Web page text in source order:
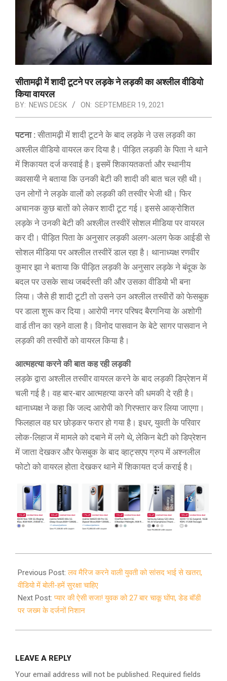
सीतामढ़ी में शादी टूटने पर लड़के ने लड़की का अश्लील वीडियो
किया वायरल
BY: NEWS DESK ON: SEPTEMBER 19, 2021
पटना : सीतामढ़ी में शादी टूटने के बाद लड़के ने उस लड़की का
अश्लील वीडियो वायरल कर दिया है। पीड़ित लड़की के पिता ने थाने
में शिकायत दर्ज करवाई है। इसमें शिकायतकर्ता और स्थानीय
व्यवसायी ने बताया कि उनकी बेटी की शादी की बात चल रही थी।
उन लोगों ने लड़के वालों को लड़की की तस्वीर भेजी थी। फिर
अचानक कुछ बातों को लेकर शादी टूट गई। इससे आक्रोशित
लड़के ने उनकी बेटी की अश्लील तस्वीरें सोशल मीडिया पर वायरल
कर दी। पीड़ित पिता के अनुसार लड़की अलग-अलग फेक आईडी से
सोशल मीडिया पर अश्लील तस्वीरें डाल रहा है। थानाध्यक्ष रणवीर
कुमार झा ने बताया कि पीड़ित लड़की के अनुसार लड़के ने बंदूक के
बदल पर उसके साथ जबर्दस्ती की और उसका वीडियो भी बना
लिया। जैसे ही शादी टूटी तो उसने उन अश्लील तस्वीरों को फेसबुक
पर डाला शुरू कर दिया। आरोपी नगर परिषद बैरगनिया के अशोगी
वार्ड तीन का रहने वाला है। विनोद पासवान के बेटे सागर पासवान ने
लड़की की तस्वीरों को वायरल किया है।
आत्महत्या करने की बात कह रही लड़की
लड़के द्वारा अश्लील तस्वीर वायरल करने के बाद लड़की डिप्रेशन में
चली गई है। वह बार-बार आत्महत्या करने की धमकी दे रही है।
थानाध्यक्ष ने कहा कि जल्द आरोपी को गिरफ्तार कर लिया जाएगा।
फिलहाल वह घर छोड़कर फरार हो गया है। इधर, युवती के परिवार
लोक-लिहाज में मामले को दबाने में लगे थे, लेकिन बेटी को डिप्रेशन
में जाता देखकर और फेसबुक के बाद व्हाट्सएप ग्रुप में अश्नलील
फोटो को वायरल होता देखकर थाने में शिकायत दर्ज कराई है।
09-
19
Previous Post:लव मैरिज करने वाली युवती को सांसद भाई से खतरा,
वीडियो में बोली-हमें सुरक्षा चाहिए
Next Post:प्यार की ऐसी सजा! युवक को 27 बार चाकू घोंपा, डेड बॉडी
पर जख्म के दर्जनों निशान
LEAVE A REPLY
Your email address will not be published. Required fields